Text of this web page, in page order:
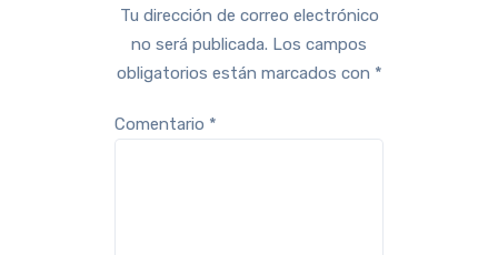
Tu dirección de correo electrónico
no será publicada. Los campos
obligatorios están marcados con *
Comentario *